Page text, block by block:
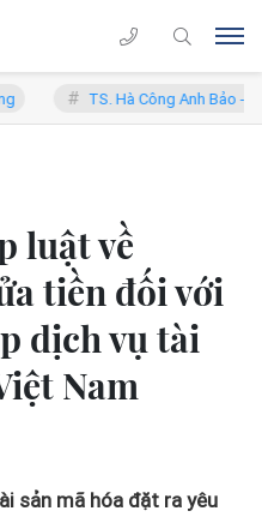
TS. Hà Công Anh Bảo - Phó Chủ
luật về
tiền đối với
dịch vụ tài
Nam
sản mã hóa đặt ra yêu